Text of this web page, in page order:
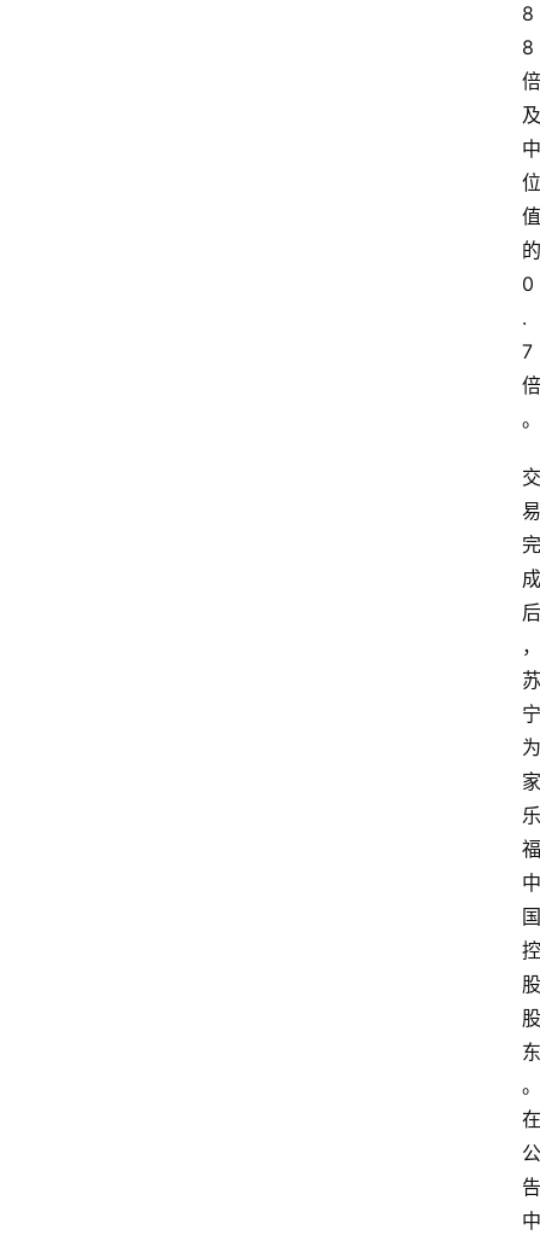
8
8
倍
及
中
位
值
的
0
.
7
倍
。
交
易
完
成
后
，
苏
宁
为
家
乐
福
中
国
控
股
股
东
。
在
公
告
中